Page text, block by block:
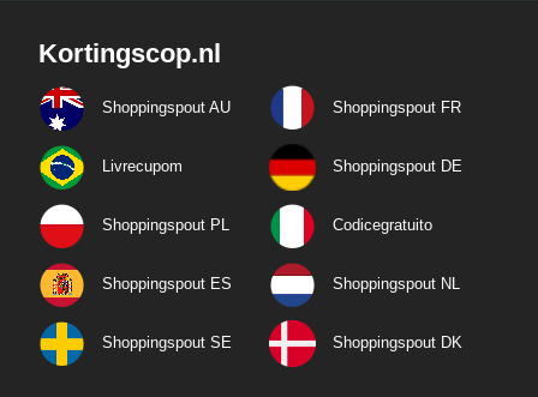
Kortingscop.nl
Shoppingspout AU Shoppingspout FR
Livrecupom Shoppingspout DE
Shoppingspout PL Codicegratuito
Shoppingspout ES Shoppingspout NL
Shoppingspout SE Shoppingspout DK